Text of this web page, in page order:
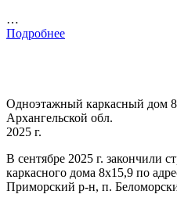
…
Подробнее
Одноэтажный каркасный дом
Архангельской обл.
2025 г.
В сентябре 2025 г. закончили
каркасного дома 8х15,9 по
Приморский р-н, п.